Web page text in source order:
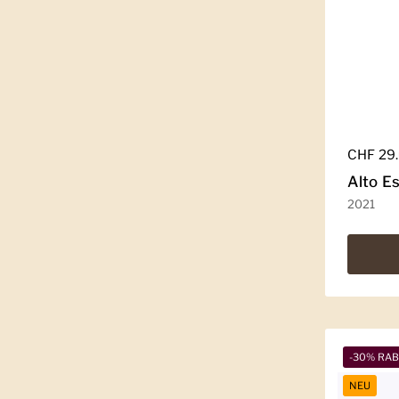
CHF
Alto
2021
-30%
NEU